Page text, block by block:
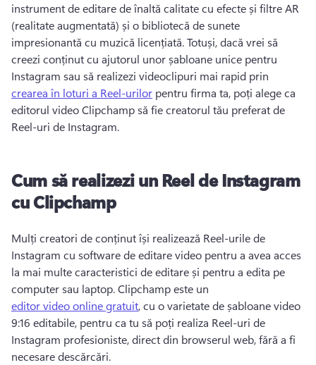
instrument de editare de înaltă calitate cu efecte și filtre AR
(realitate augmentată) și o bibliotecă de sunete
impresionantă cu muzică licențiată. Totuși, dacă vrei să
creezi conținut cu ajutorul unor șabloane unice pentru
Instagram sau să realizezi videoclipuri mai rapid prin
crearea în loturi a Reel-urilor pentru firma ta, poți alege ca
editorul video Clipchamp să fie creatorul tău preferat de
Reel-uri de Instagram.
Cum să realizezi un Reel de Instagram
cu Clipchamp
Mulți creatori de conținut își realizează Reel-urile de
Instagram cu software de editare video pentru a avea acces
la mai multe caracteristici de editare și pentru a edita pe
computer sau laptop. Clipchamp este un
editor video online gratuit, cu o varietate de șabloane video
9:16 editabile, pentru ca tu să poți realiza Reel-uri de
Instagram profesioniste, direct din browserul web, fără a fi
necesare descărcări.